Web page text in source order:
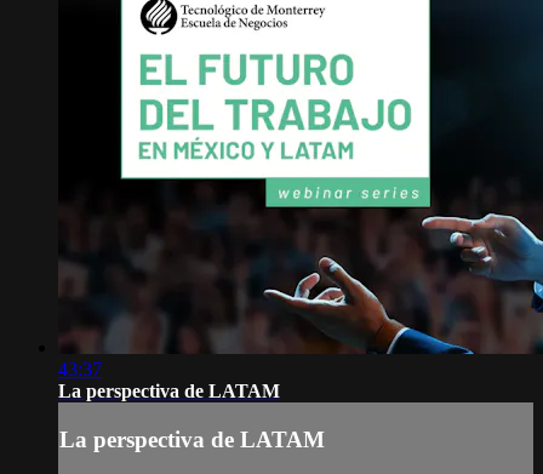
43:37
La perspectiva de LATAM
La perspectiva de LATAM